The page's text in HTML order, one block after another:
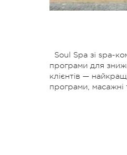
Soul Spa зі spa-
програми для
клієнтів —
програми, масажні